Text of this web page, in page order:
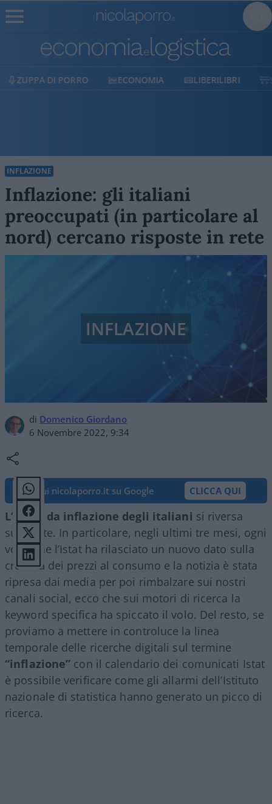
ECONOMIA LIBERILIBRI SHOP SOSTIENICI
INFLAZIONE
Inflazione: gli italiani
preoccupati (in particolare al
nord) cercano risposte in rete
di Domenico Giordano
6 Novembre 2022, 9:34
INFLAZIONE
Segui nicolaporro.it su Google CLICCA QUI
L’ansia da inflazione degli italiani si riversa
sulla rete. In particolare, negli ultimi tre mesi, ogni
volta che l’Istat ha rilasciato un nuovo dato sulla
crescita dei prezzi al consumo e la notizia è stata
ripresa dai media per poi rimbalzare sui nostri
canali social, ecco che sui motori di ricerca la
keyword specifica ha spiccato il volo. Del resto, se
proviamo a mettere in controluce la linea
temporale delle ricerche digitali sul termine
“inflazione” con il calendario dei comunicati Istat
è possibile verificare come gli allarmi dell’Istituto
nazionale di statistica hanno generato un picco di
ricerca.